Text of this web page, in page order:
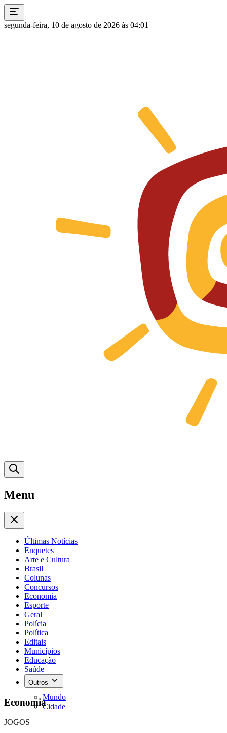
segunda-feira, 10 de agosto de 2026 às 04:01
Menu
Últimas Notícias
Enquetes
Arte e Cultura
Brasil
Colunas
Concursos
Economia
Esporte
Geral
Polícia
Política
Editais
Municípios
Educação
Saúde
Outros
Mundo
Cidade
Economia
JOGOS